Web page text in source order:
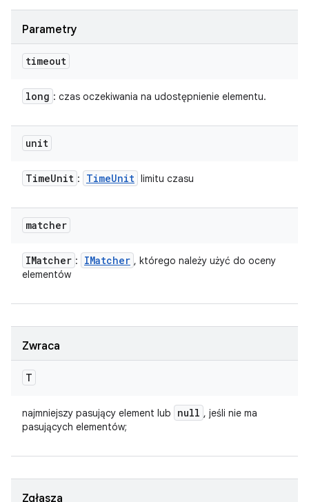
Parametry
timeout
long : czas oczekiwania na udostępnienie elementu.
unit
TimeUnit : TimeUnit limitu czasu
matcher
IMatcher : IMatcher , którego należy użyć do oceny
elementów
Zwraca
T
najmniejszy pasujący element lub null , jeśli nie ma
pasujących elementów;
Zgłasza